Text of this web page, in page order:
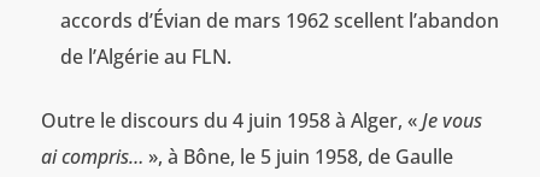
accords d’Évian de mars 1962 scellent l’abandon
de l’Algérie au FLN.
Outre le discours du 4 juin 1958 à Alger, «Je vous
ai compris… », à Bône, le 5 juin 1958, de Gaulle